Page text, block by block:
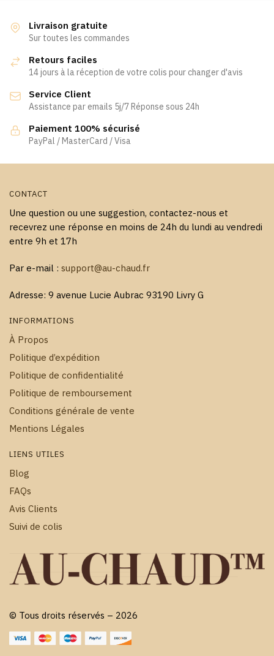
Les
options
peuvent
être
sur
la
page
du
peuvent
être
Livraison gratuite
Sur toutes les commandes
Retours faciles
14 jours à la réception de votre colis pour changer d'avis
Service Client
Assistance par emails 5j/7 Réponse sous 24h
Paiement 100% sécurisé
PayPal / MasterCard / Visa
CONTACT
Une question ou une suggestion, contactez-nous et
recevrez une réponse en moins de 24h du lundi au vendredi
entre 9h et 17h
Par e-mail : support@au-chaud.fr
Adresse: 9 avenue Lucie Aubrac 93190 Livry G
INFORMATIONS
À Propos
Politique d’expédition
Politique de confidentialité
Politique de remboursement
Conditions générale de vente
Mentions Légales
LIENS UTILES
Blog
FAQs
Avis Clients
Suivi de colis
© Tous droits réservés – 2026